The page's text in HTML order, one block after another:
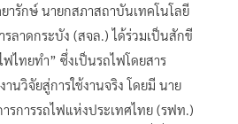
รักษ์ นายกสภาสถาบันเทคโนโลยี
ลาดกระบัง (สจล.) ได้ร่วมเป็นสักขี
ไทยทำ” ซึ่งเป็นรถไฟโดยสาร
วิจัยสู่การใช้งานจริง โดยมี นาย
รการรถไฟแห่งประเทศไทย (รฟท.)